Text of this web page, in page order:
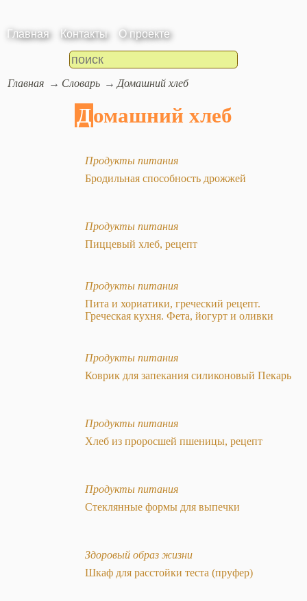
Главная Контакты О проекте
Главная Словарь Домашний хлеб
Домашний хлеб
Продукты питания
Бродильная способность дрожжей
Продукты питания
Пиццевый хлеб, рецепт
Продукты питания
Пита и хориатики, греческий рецепт.
Греческая кухня. Фета, йогурт и оливки
Продукты питания
Коврик для запекания силиконовый Пекарь
Продукты питания
Хлеб из проросшей пшеницы, рецепт
Продукты питания
Стеклянные формы для выпечки
Здоровый образ жизни
Шкаф для расстойки теста (пруфер)